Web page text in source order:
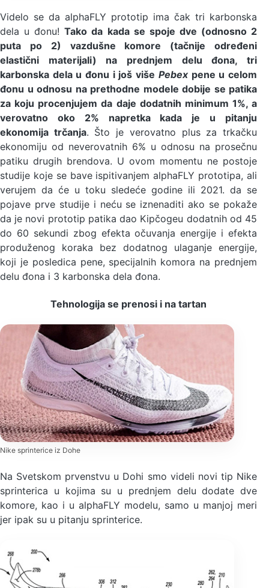
Videlo se da alphaFLY prototip ima čak tri karbonska
dela u đonu!Tako da kada se spoje dve (odnosno 2
puta po 2) vazdušne komore (tačnije određeni
elastični materijali) na prednjem delu đona, tri
karbonska dela u đonu i još više Pebexpene u celom
đonu u odnosu na prethodne modele dobije se patika
za koju procenjujem da daje dodatnih minimum 1%, a
verovatno oko 2% napretka kada je u pitanju
ekonomija trčanja. Što je verovatno plus za trkačku
ekonomiju od neverovatnih 6% u odnosu na prosečnu
patiku drugih brendova. U ovom momentu ne postoje
studije koje se bave ispitivanjem alphaFLY prototipa, ali
verujem da će u toku sledeće godine ili 2021. da se
pojave prve studije i neću se iznenaditi ako se pokaže
da je novi prototip patika dao Kipčogeu dodatnih od 45
do 60 sekundi zbog efekta očuvanja energije i efekta
produženog koraka bez dodatnog ulaganje energije,
koji je posledica pene, specijalnih komora na prednjem
delu đona i 3 karbonska dela đona.
Tehnologija se prenosi i na tartan
Nike sprinterice iz Dohe
Na Svetskom prvenstvu u Dohi smo videli novi tip Nike
sprinterica u kojima su u prednjem delu dodate dve
komore, kao i u alphaFLY modelu, samo u manjoj meri
jer ipak su u pitanju sprinterice.